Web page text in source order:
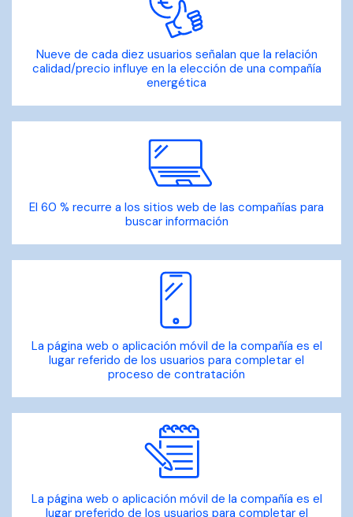
Nueve de cada diez usuarios señalan que la relación
calidad/precio influye en la elección de una compañía
energética
El 60 % recurre a los sitios web de las compañías para
buscar información
La página web o aplicación móvil de la compañía es el
lugar referido de los usuarios para completar el
proceso de contratación
La página web o aplicación móvil de la compañía es el
lugar preferido de los usuarios para completar el